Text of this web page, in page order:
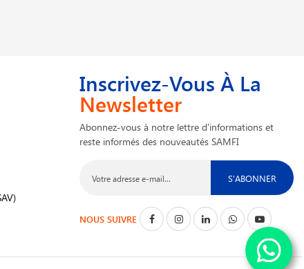
Inscrivez-Vous À La
Newsletter
Abonnez-vous à notre lettre d'informations et
reste informés des nouveautés SAMFI
S'ABONNER
NOUS SUIVRE